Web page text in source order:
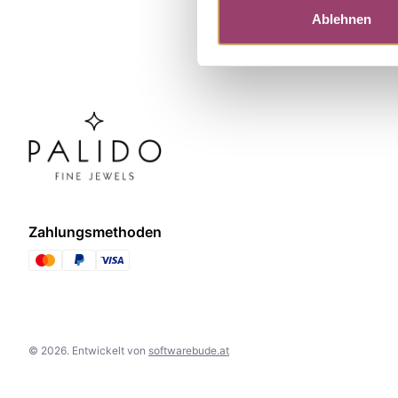
Ablehnen
Zahlungsmethoden
© 2026. Entwickelt von softwarebude.at